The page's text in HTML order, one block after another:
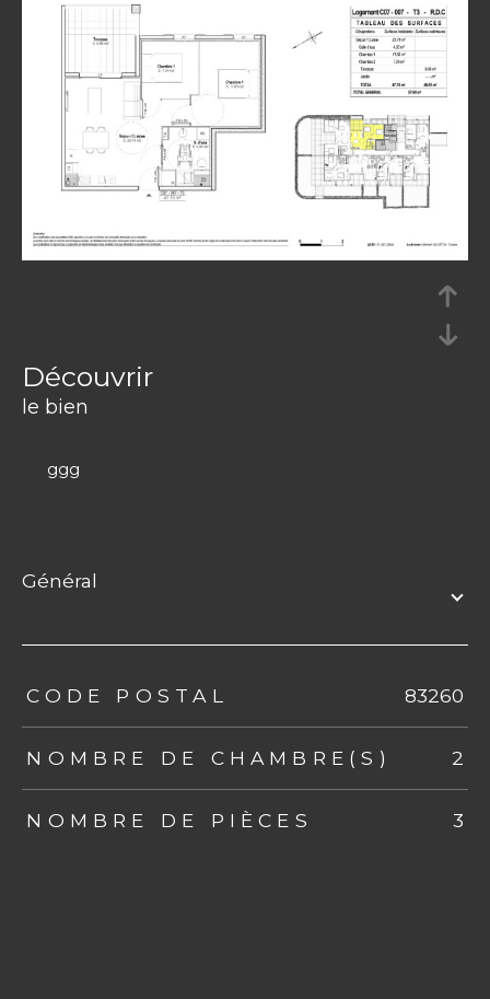
découvrir
le bien
ggg
général
TRAD_ZEPHYR_Caracteristique TRAD_ZEPHYR_Valeurs
CODE POSTAL 83260
NOMBRE DE CHAMBRE(S) 2
NOMBRE DE PIÈCES 3